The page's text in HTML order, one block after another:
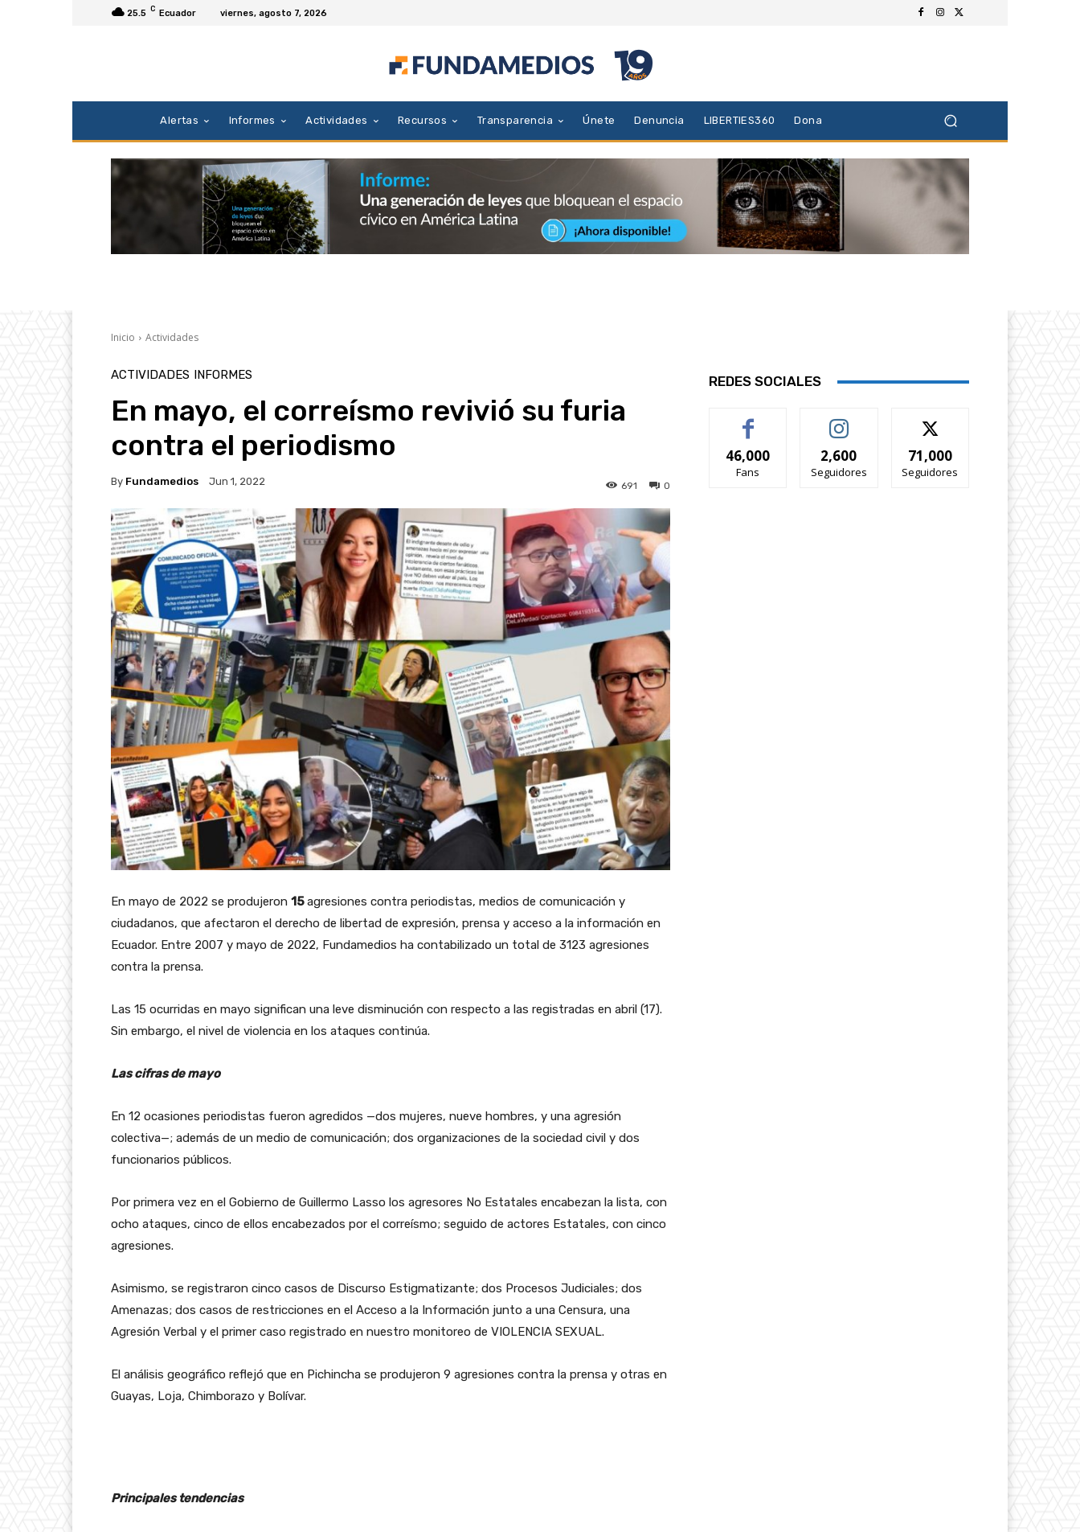
25.5 C Ecuador viernes, agosto 7, 2026
Alertas Informes Actividades Recursos Transparencia Únete Denuncia LIBERTIES360 Dona
Inicio Actividades
ACTIVIDADES INFORMES
En mayo, el correísmo revivió su furia
contra el periodismo
By Fundamedios Jun 1, 2022 0
691
En mayo de 2022 se produjeron 15agresiones contra periodistas, medios de comunicación y
ciudadanos, que afectaron el derecho de libertad de expresión, prensa y acceso a la información en
Ecuador. Entre 2007 y mayo de 2022, Fundamedios ha contabilizado un total de 3123 agresiones
contra la prensa.
Las 15 ocurridas en mayo significan una leve disminución con respecto a las registradas en abril (17).
Sin embargo, el nivel de violencia en los ataques continúa.
Las cifras de mayo
En 12 ocasiones periodistas fueron agredidos —dos mujeres, nueve hombres, y una agresión
colectiva—; además de un medio de comunicación; dos organizaciones de la sociedad civil y dos
funcionarios públicos.
Por primera vez en el Gobierno de Guillermo Lasso los agresores No Estatales encabezan la lista, con
ocho ataques, cinco de ellos encabezados por el correísmo; seguido de actores Estatales, con cinco
agresiones.
Asimismo, se registraron cinco casos de Discurso Estigmatizante; dos Procesos Judiciales; dos
Amenazas; dos casos de restricciones en el Acceso a la Información junto a una Censura, una
Agresión Verbal y el primer caso registrado en nuestro monitoreo de VIOLENCIA SEXUAL.
El análisis geográfico reflejó que en Pichincha se produjeron 9 agresiones contra la prensa y otras en
Guayas, Loja, Chimborazo y Bolívar.
Principales tendencias
REDES SOCIALES
46,000
Fans
2,600
Seguidores
71,000
Seguidores